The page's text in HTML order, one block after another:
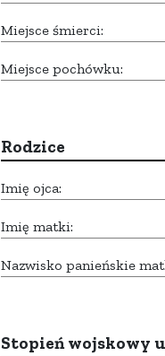
Miejsce śmierci:
Miejsce pochówku:
Rodzice
Imię ojca:
Imię matki:
Nazwisko panieńskie
Stopień wojskowy